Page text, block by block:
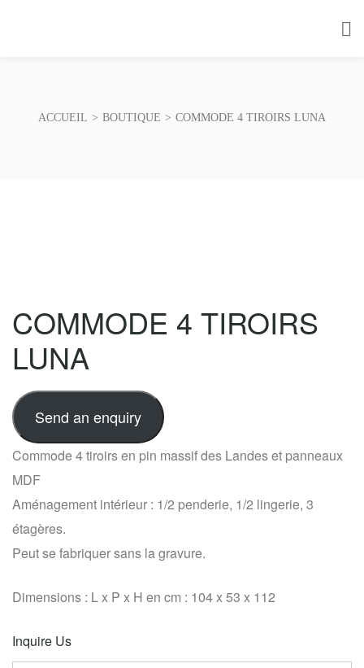
ACCUEIL > BOUTIQUE > COMMODE 4 TIROIRS LUNA
COMMODE 4 TIROIRS
LUNA
Send an enquiry
Commode 4 tiroirs en pin massif des Landes et panneaux
MDF
Aménagement intérieur : 1/2 penderie, 1/2 lingerie, 3
étagères.
Peut se fabriquer sans la gravure.
Dimensions : L x P x H en cm : 104 x 53 x 112
Inquire Us